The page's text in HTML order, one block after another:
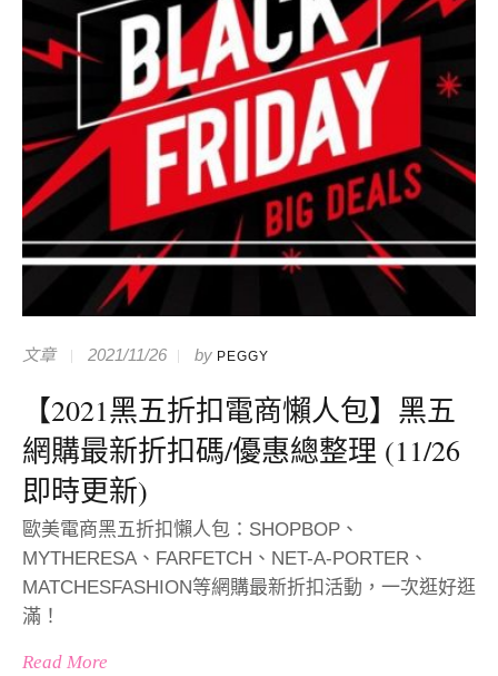
文章 2021/11/26 by PEGGY
【2021黑五折扣電商懶人包】黑五
網購最新折扣碼/優惠總整理 (11/26
即時更新)
歐美電商黑五折扣懶人包：SHOPBOP、
MYTHERESA、FARFETCH、NET-A-PORTER、
MATCHESFASHION等網購最新折扣活動，一次逛好逛
滿！
Read More